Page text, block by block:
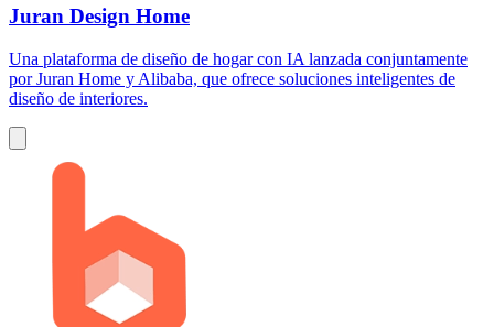
Juran Design Home
Una plataforma de diseño de hogar con IA lanzada conjuntamente
por Juran Home y Alibaba, que ofrece soluciones inteligentes de
diseño de interiores.